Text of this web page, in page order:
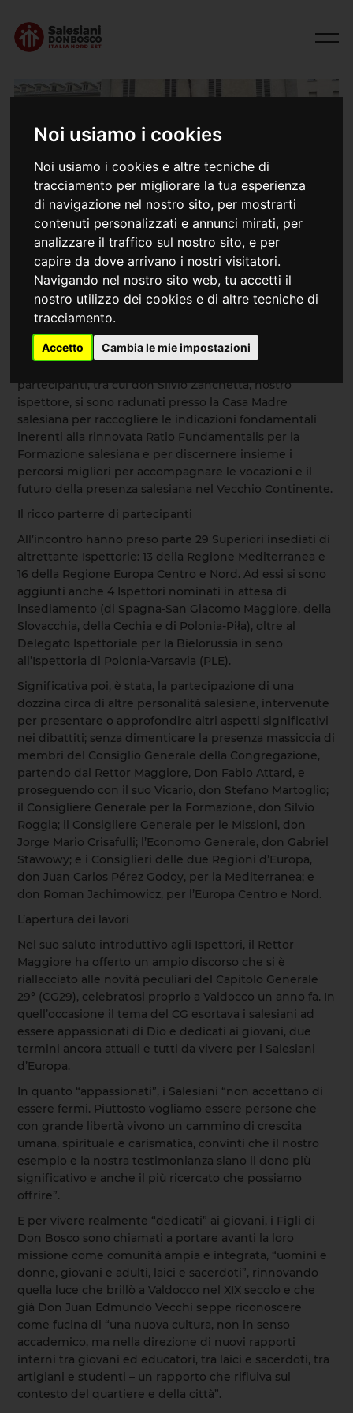
Noi usiamo i cookies
Noi usiamo i cookies e altre tecniche di
tracciamento per migliorare la tua esperienza
di navigazione nel nostro sito, per mostrarti
contenuti personalizzati e annunci mirati, per
analizzare il traffico sul nostro sito, e per
capire da dove arrivano i nostri visitatori.
Navigando nel nostro sito web, tu accetti il
nostro utilizzo dei cookies e di altre tecniche di
tracciamento.
Accetto Cambia le mie impostazioni
02/03/2026
Incontro ispettori d'Europa
(ANS – Torino) – Si è svolto nel fine-settimana appena
concluso (27 febbraio – 1° marzo 2026) a Torino-Valdocco
partecipanti, tra cui don Silvio Zanchetta, nostro
ispettore, si sono radunati presso la Casa Madre
salesiana per raccogliere le indicazioni fondamentali
inerenti alla rinnovata Ratio Fundamentalis per la
Formazione salesiana e per discernere insieme i
percorsi migliori per accompagnare le vocazioni e il
futuro della presenza salesiana nel Vecchio Continente.
Il ricco parterre di partecipanti
All’incontro hanno preso parte 29 Superiori insediati di
altrettante Ispettorie: 13 della Regione Mediterranea e
16 della Regione Europa Centro e Nord. Ad essi si sono
aggiunti anche 4 Ispettori nominati in attesa di
insediamento (di Spagna-San Giacomo Maggiore, della
Slovacchia, della Cechia e di Polonia-Piła), oltre al
Delegato Ispettoriale per la Bielorussia in seno
all’Ispettoria di Polonia-Varsavia (PLE).
Significativa poi, è stata, la partecipazione di una
dozzina circa di altre personalità salesiane, intervenute
per presentare o approfondire altri aspetti significativi
nei dibattiti; senza dimenticare la presenza massiccia di
membri del Consiglio Generale della Congregazione,
partendo dal Rettor Maggiore, Don Fabio Attard, e
proseguendo con il suo Vicario, don Stefano Martoglio;
il Consigliere Generale per la Formazione, don Silvio
Roggia; il Consigliere Generale per le Missioni, don
Jorge Mario Crisafulli; l’Economo Generale, don Gabriel
Stawowy; e i Consiglieri delle due Regioni d’Europa,
don Juan Carlos Pérez Godoy, per la Mediterranea; e
don Roman Jachimowicz, per l’Europa Centro e Nord.
L’apertura dei lavori
Nel suo saluto introduttivo agli Ispettori, il Rettor
Maggiore ha offerto un ampio discorso che si è
riallacciato alle novità peculiari del Capitolo Generale
29° (CG29), celebratosi proprio a Valdocco un anno fa. In
quell’occasione il tema del CG esortava i salesiani ad
essere appassionati di Dio e dedicati ai giovani, due
termini ancora attuali e tutti da vivere per i Salesiani
d’Europa.
In quanto “appassionati”, i Salesiani “non accettano di
essere fermi. Piuttosto vogliamo essere persone che
con grande libertà vivono un cammino di crescita
umana, spirituale e carismatica, convinti che il nostro
esempio e la nostra testimonianza siano il dono più
significativo e anche il più ricercato che possiamo
offrire”.
E per vivere realmente “dedicati” ai giovani, i Figli di
Don Bosco sono chiamati a portare avanti la loro
missione come comunità ampia e integrata, “uomini e
donne, giovani e adulti, laici e sacerdoti”, rinnovando
quella luce che brillò a Valdocco nel XIX secolo e che
già Don Juan Edmundo Vecchi seppe riconoscere
come fucina di “una nuova cultura, non in senso
accademico, ma nella direzione di nuovi rapporti
interni tra giovani ed educatori, tra laici e sacerdoti, tra
artigiani e studenti – un rapporto che rifluiva sul
contesto del quartiere e della città”.